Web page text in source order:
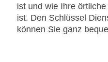
ist und wie Ihre
ist. Den Schlüssel
können Sie ganz